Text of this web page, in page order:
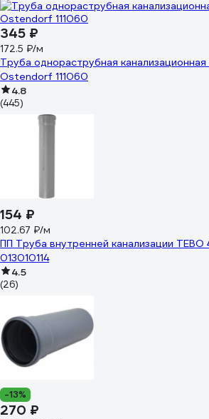
345 ₽
172.5 ₽/м
Труба однораструбная
Ostendorf 111060
4.8
(445)
154 ₽
102.67 ₽/м
ПП Труба внутренней канализации
013010114
4.5
(26)
-13%
270 ₽